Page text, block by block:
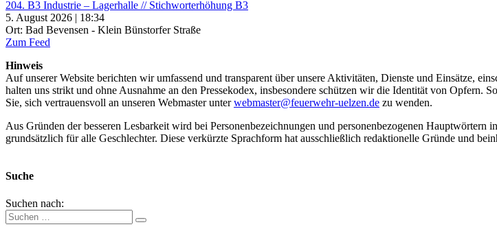
204. B3 Industrie – Lagerhalle // Stichworterhöhung B3
5. August 2026 | 18:34
Ort: Bad Bevensen - Klein Bünstorfer Straße
Zum Feed
Hinweis
Auf unserer Website berichten wir umfassend und transparent über unsere Aktivitäten, Dienste und Einsätze,
halten uns strikt und ohne Ausnahme an den Pressekodex, insbesondere schützen wir die Identität von
Sie, sich vertrauensvoll an unseren Webmaster unterwebmaster@feuerwehr-uelzen.de zu wenden.
Aus Gründen der besseren Lesbarkeit wird bei Personenbezeichnungen und personenbezogenen
grundsätzlich für alle Geschlechter. Diese verkürzte Sprachform hat ausschließlich redaktionelle Gründe und
Suche
Suchen nach: